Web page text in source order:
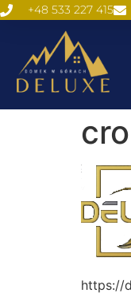
+48 533 227 415
https://